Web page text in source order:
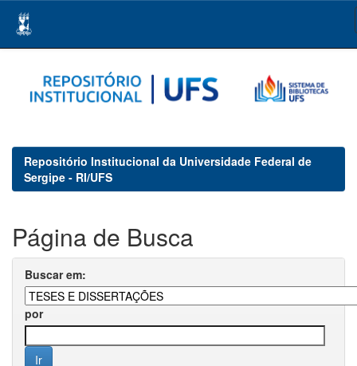
navigation
Repositório Institucional da Universidade Federal de
Sergipe - RI/UFS
Página de Busca
Buscar em:
por